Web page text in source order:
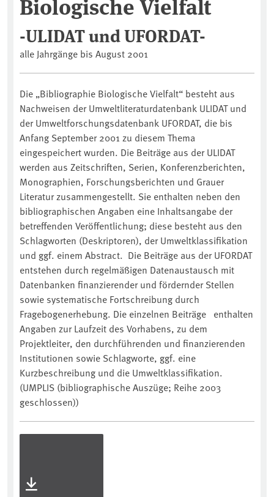
-ULIDAT und UFORDAT-
alle Jahrgänge bis August 2001
Die „Bibliographie Biologische Vielfalt“ besteht aus
Nachweisen der Umweltliteraturdatenbank ULIDAT und
der Umweltforschungsdatenbank UFORDAT, die bis
Anfang September 2001 zu diesem Thema
eingespeichert wurden. Die Beiträge aus der ULIDAT
werden aus Zeitschriften, Serien, Konferenzberichten,
Monographien, Forschungsberichten und Grauer
Literatur zusammengestellt. Sie enthalten neben den
bibliographischen Angaben eine Inhaltsangabe der
betreffenden Veröffentlichung; diese besteht aus den
Schlagworten (Deskriptoren), der Umweltklassifikation
und ggf. einem Abstract. Die Beiträge aus der UFORDAT
entstehen durch regelmäßigen Datenaustausch mit
Datenbanken finanzierender und fördernder Stellen
sowie systematische Fortschreibung durch
Fragebogenerhebung. Die einzelnen Beiträge enthalten
Angaben zur Laufzeit des Vorhabens, zu dem
Projektleiter, den durchführenden und finanzierenden
Institutionen sowie Schlagworte, ggf. eine
Kurzbeschreibung und die Umweltklassifikation.
(UMPLIS (bibliographische Auszüge; Reihe 2003
geschlossen))